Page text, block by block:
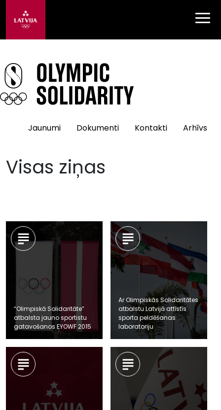
Jaunumi Dokumenti Kontakti Arhīvs
Visas ziņas
“Olimpiskā Solidaritāte”
atbalsta jauno sportistu
gatavošanos EYOWF 2015
Ar Olimpiskās Solidaritātes
atbalstu Latvijā attīstīs
sporta peldēšanas
laboratoriju